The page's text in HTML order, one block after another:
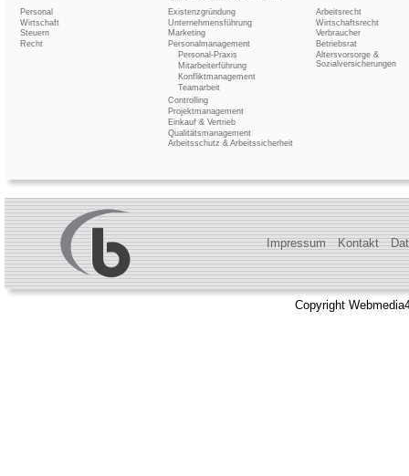
Personal
Wirtschaft
Steuern
Recht
Existenzgründung
Unternehmensführung
Marketing
Personalmanagement
Personal-Praxis
Mitarbeiterführung
Konfliktmanagement
Teamarbeit
Controlling
Projektmanagement
Einkauf & Vertrieb
Qualitätsmanagement
Arbeitsschutz & Arbeitssicherheit
Arbeitsrecht
Wirtschaftsrecht
Verbraucher
Betriebsrat
Altersvorsorge &
Sozialversicherungen
Impressum Kontakt
Copyright